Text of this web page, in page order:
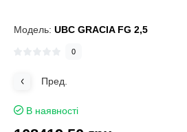
Модель: UBC GRACIA FG 2,5
0
Пред.
В наявності